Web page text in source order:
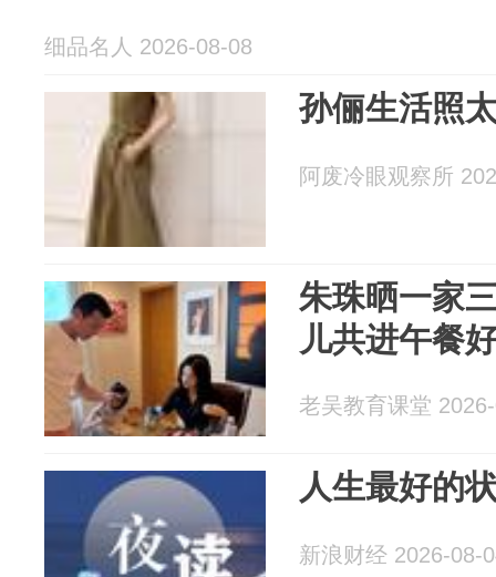
细品名人 2026-08-08
孙俪生活照
阿废冷眼观察所
朱珠晒一家
儿共进午餐
老吴教育课堂
人生最好的
新浪财经 2026-08-